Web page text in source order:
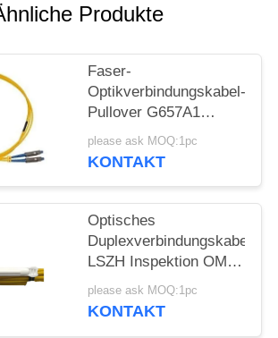
Produkte
Faser-
Optikverbindungskabel-
Pullover G657A1
G657A2 G652D aus
optischen Fasern
please ask MOQ:1pc
KONTAKT
Optisches
Duplexverbindungskabel
LSZH Inspektion OM2
OM3 OM5
Verbindungskabel-
please ask MOQ:1pc
KONTAKT